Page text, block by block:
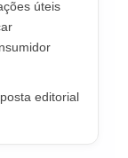
úteis
editorial